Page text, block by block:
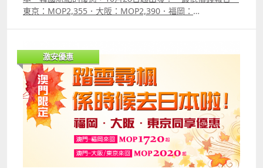
東京：MOP2,355．大阪：MOP2,390．福岡：
首爾：MOP2,590 以上價錢為經澳門出發經台北或高雄轉機
來回連稅價。 重點資訊．平飛11月打後都有，2017年的
量相當不錯；．中秋、十一連假、回歸、聖誕都無平；．最
抵買一定係小松，東京、大阪配合一票玩兩地都相當唔錯，
而北海道札幌、函館亦值得推介；．東京航線如果直接買轉
機，一定是飛成田，但可以利用 multicity 功能，將台北－
東京段設為rdquo;台北松山－東京羽田rdquo;，配合中停台
北行程更便利；．東京羽田、福岡航線由 Hello Kitty 機執
飛；．仙台雖然官網公告有特價，但找了很久都找不到，但
也跟大家報告一下。 附加資訊．在官網搜價頁面勾選
激安優惠